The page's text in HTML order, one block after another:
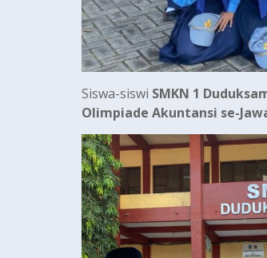
Siswa-siswi SMKN 1
Olimpiade Akuntansi se-